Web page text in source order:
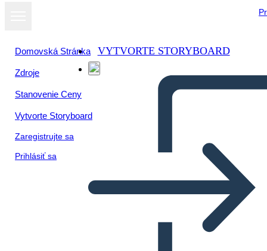
Domovská Stránka
Zdroje
Stanovenie Ceny
Vytvorte Storyboard
Zaregistrujte sa
Prihlásiť sa
VYTVORTE STORYBOARD
Zobraziť ako
prezentáciu